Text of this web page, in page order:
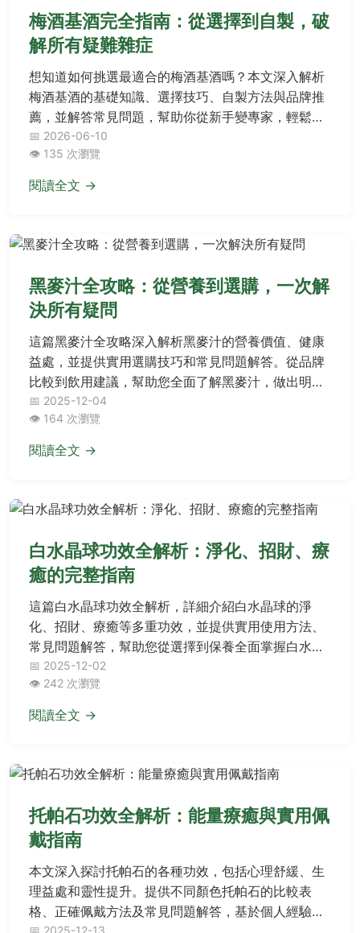
梅酒基酒完全指南：從選擇到自製，破
解所有疑難雜症
想知道如何挑選最適合的梅酒基酒嗎？本文深入解析
梅酒基酒的基礎知識、選擇技巧、自製方法與品牌推
薦，並解答常見問題，幫助你從新手變專家，輕鬆打
造完美梅酒。
📅 2026-06-10
👁️ 135 次瀏覽
閱讀全文 →
黑麥汁全攻略：從營養到選購，一次解
決所有疑問
這篇黑麥汁全攻略深入解析黑麥汁的營養價值、健康
益處，並提供實用選購技巧和常見問題解答。從品牌
比較到飲用建議，幫助您全面了解黑麥汁，做出明智
選擇。適合注重健康飲食的讀者參考。
📅 2025-12-04
👁️ 164 次瀏覽
閱讀全文 →
白水晶球功效全解析：淨化、招財、療
癒的完整指南
這篇白水晶球功效全解析，詳細介紹白水晶球的淨
化、招財、療癒等多重功效，並提供實用使用方法、
常見問題解答，幫助您從選擇到保養全面掌握白水晶
球的能量應用。無論您是新手還是資深愛好者，都能
找到有價值的資訊，解決所有關於白水晶球功效的疑
問。
📅 2025-12-02
👁️ 242 次瀏覽
閱讀全文 →
托帕石功效全解析：能量療癒與實用佩
戴指南
本文深入探討托帕石的各種功效，包括心理舒緩、生
理益處和靈性提升。提供不同顏色托帕石的比較表
格、正確佩戴方法及常見問題解答，基於個人經驗分